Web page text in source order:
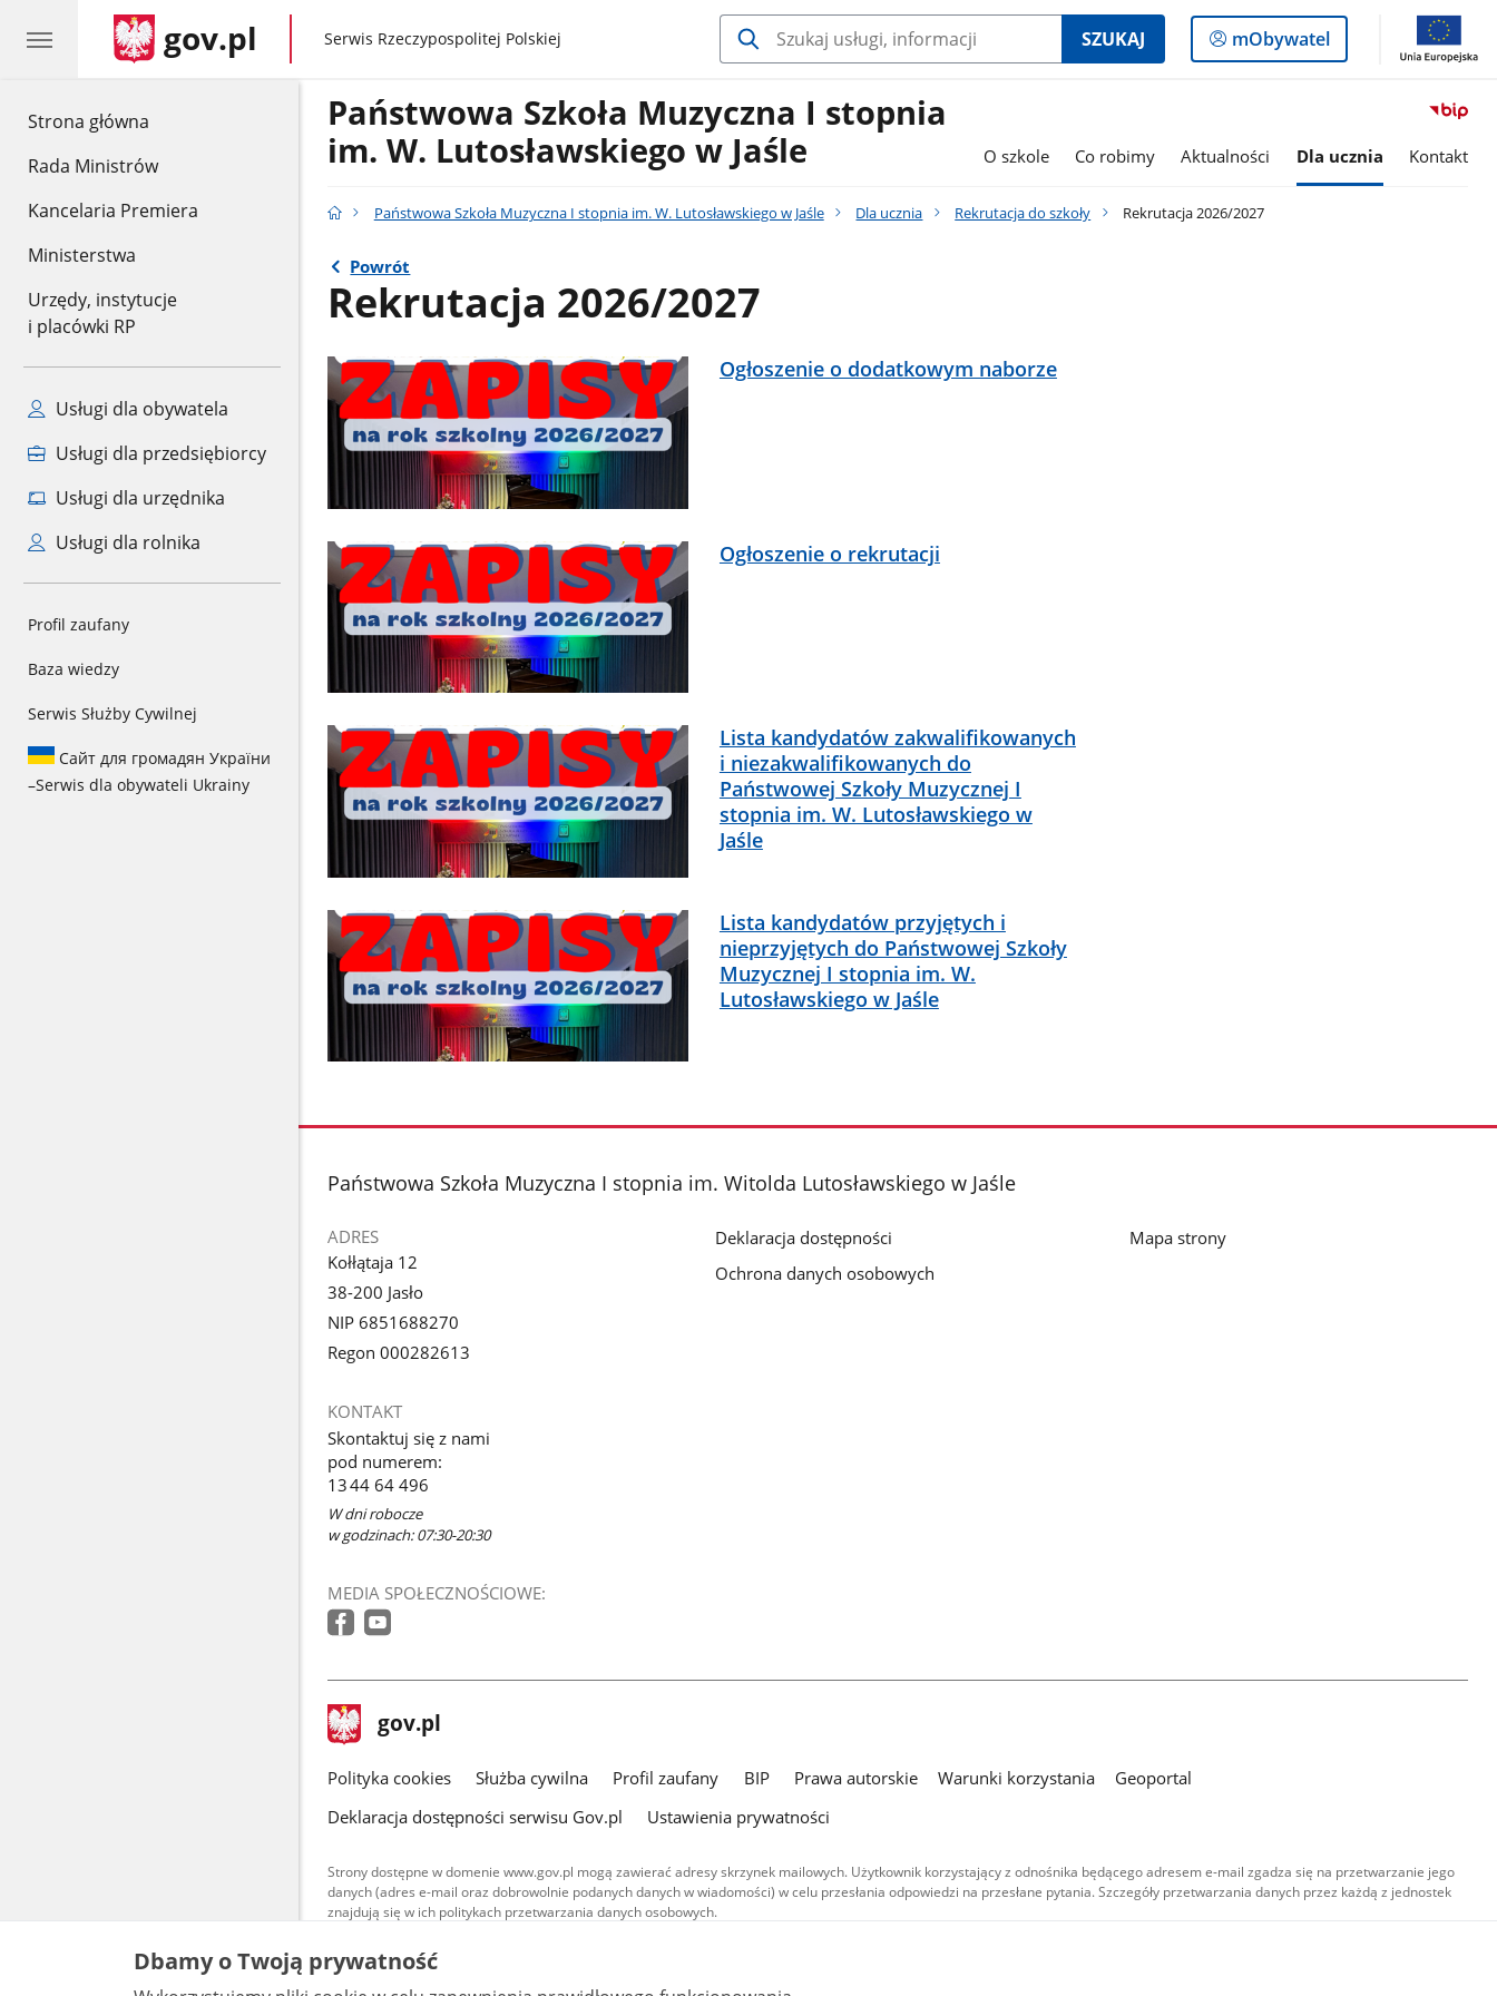
Strona główna
Rada Ministrów
Kancelaria Premiera
Ministerstwa
Urzędy, instytucje
i placówki RP
Usługi dla obywatela
Usługi dla przedsiębiorcy
Usługi dla urzędnika
Usługi dla rolnika
Profil zaufany
Baza wiedzy
Serwis Służby Cywilnej
Сайт для громадян України
–Serwis dla obywateli Ukrainy
gov.pl gov.pl
Serwis Rzeczypospolitej Polskiej SZUKAJ
Logowanie
do
mObywatel
Państwowa Szkoła Muzyczna I stopnia
im. W. Lutosławskiego w Jaśle
O szkole Co robimy Aktualności Dla ucznia Kontakt
Państwowa Szkoła Muzyczna I stopnia im. W. Lutosławskiego w Jaśle Dla ucznia Rekrutacja do szkoły Rekrutacja 2026/2027
Powrót
Rekrutacja 2026/2027
Ogłoszenie o dodatkowym naborze
Ogłoszenie o rekrutacji
Lista kandydatów zakwalifikowanych
i niezakwalifikowanych do
Państwowej Szkoły Muzycznej I
stopnia im. W. Lutosławskiego w
Jaśle
Lista kandydatów przyjętych i
nieprzyjętych do Państwowej Szkoły
Muzycznej I stopnia im. W.
Lutosławskiego w Jaśle
stopka
Państwowa Szkoła Muzyczna I stopnia im. Witolda Lutosławskiego w Jaśle
ADRES
Kołłątaja 12
38-200 Jasło
NIP 6851688270
Regon 000282613
KONTAKT
Skontaktuj się z nami
pod numerem:
13 44 64 496
W dni robocze
w godzinach: 07:30-20:30
MEDIA SPOŁECZNOŚCIOWE:
Deklaracja dostępności
Ochrona danych osobowych
Mapa strony
stopka
gov.pl Strona
gov.pl
gov.pl
Polityka cookies Służba cywilna Profil zaufany BIP Prawa autorskie Warunki korzystania
Geoportal
Deklaracja dostępności serwisu Gov.pl
Ustawienia prywatności
Strony dostępne w domenie www.gov.pl mogą zawierać adresy skrzynek mailowych. Użytkownik korzystający z odnośnika będącego adresem e-mail zgadza się na przetwarzanie jego
danych (adres e-mail oraz dobrowolnie podanych danych w wiadomości) w celu przesłania odpowiedzi na przesłane pytania. Szczegóły przetwarzania danych przez każdą z jednostek
znajdują się w ich politykach przetwarzania danych osobowych.
Treści tekstowe publikowane w serwisie (z wyłączeniem treści audiowizualnych), są
udostępniane na licencji typu Creative Commons: uznanie autorstwa - na tych samych
warunkach 4.0 (CC BY-SA 4.0). Materiały audiowizualne, w tym zdjęcia, materiały audio i wideo,
Dbamy o Twoją prywatność